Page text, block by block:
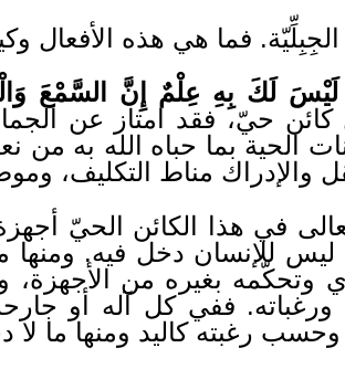
الجِبِلِّيّة. فما هي هذه الأفعال
لَكَ بِهِ عِلْمٌ إِنَّ السَّمْعَ
حيّ، فقد امتاز عن
الحية بما حباه الله به من
والإدراك مناط التكليف،
في هذا الكائن الحيّ
للإنسان دخل فيه. ومنها
بغيره من الأجهزة،
ففي كل آله أو
وحسب رغبته كاليد ومنها ما